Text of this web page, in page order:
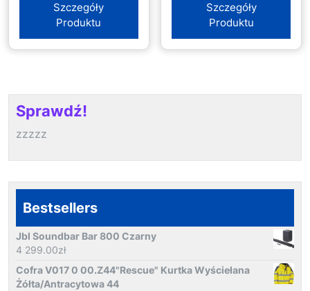
(ZT41143T2E0000Z)
Szczegóły
Produktu
(ZT41143T3E0000Z)
Szczegóły
Produktu
Sprawdź!
zzzzz
Bestsellers
Jbl Soundbar Bar 800 Czarny
4 299.00zł
Cofra V017 0 00.Z44"Rescue" Kurtka Wyściełana
Żółta/Antracytowa 44